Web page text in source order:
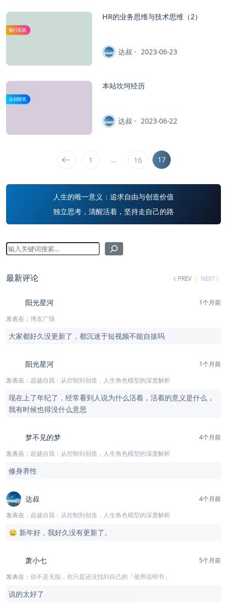
修行实践
HR的业务思维与技术思维（2）
达叔 2023-06-23
达叔随笔
本站坎坷经历
达叔 2023-06-22
1 … 16 17
人生的唯一意义：追求自由与创造价值
独立思考，清醒活着，坚持走自己的路
最新评论 PREV NEXT
阳光星河
1个月前
发表在： 博友广场
大家都好久没更新了，都沉迷于短视频不能自拔吗
阳光星河
1个月前
发表在： 超越自我：从控制到创造，人生角色模型的深度解析
现在上了年纪了，经常看到人说为什么活着，活着的意义是什么，
我有时候也得没什么意思
梦不见的梦
4个月前
发表在： 超越自我：从控制到创造，人生角色模型的深度解析
修身养性
达叔
4个月前
发表在： 超越自我：从控制到创造，人生角色模型的深度解析
😄 新年好，我好久没有更新了。
萧小七
5个月前
发表在： 你不是无能，你只是还没找到自己的「使用说明书」
说的太好了